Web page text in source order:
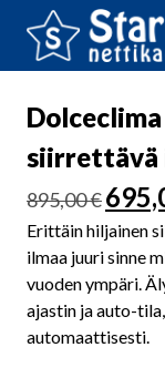
siirrettävä
895,00€
hinta
oli:
895,00
Erittäin hiljainen
ilmaa juuri sinne
vuoden ympäri.
ajastin ja auto-
automaattisesti.